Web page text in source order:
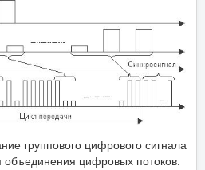
группового цифрового сигнала
цифровых потоков.